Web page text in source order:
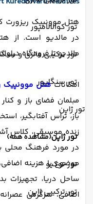
تور کوالالامپور
تور ترکیبی مالزی و
تور سنگاپور
تور ژاپن
تور ژاپن(مشاهده همه)
تور توکیو
تور ترکیبی ژاپن
در مالدیو است. از
مالدیو تا فرودگاه دراوادو مالدیو 83
امکاناتهتل موونپیک
مبلمان فضای باز و
باز، تراس آفتابگیر،
زنده موسیقی، کلاس
در مورد فرهنگ محلی
موضوع با هزینه
ساحل دریا، تجهیزات
اضافی، سرگرمی